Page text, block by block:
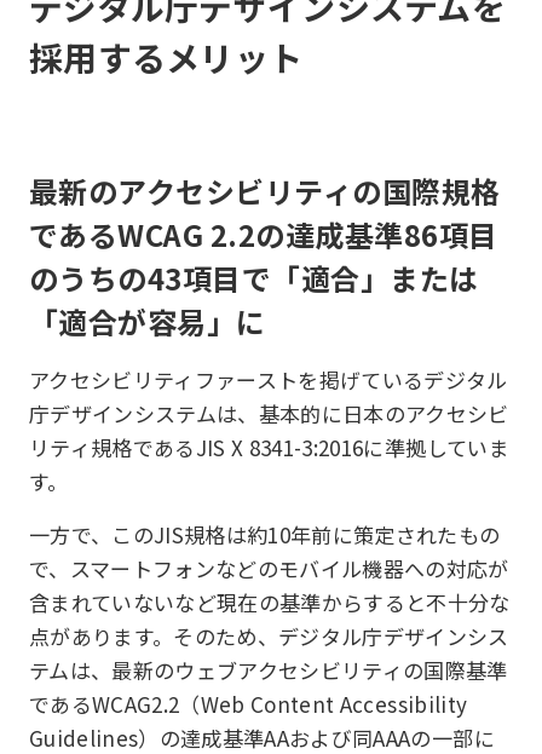
採用するメリット
最新のアクセシビリティの国際規格
であるWCAG 2.2の達成基準86項目
のうちの43項目で「適合」または
「適合が容易」に
アクセシビリティファーストを掲げているデジタル
庁デザインシステムは、基本的に日本のアクセシビ
リティ規格であるJIS X 8341-3:2016に準拠していま
す。
一方で、このJIS規格は約10年前に策定されたもの
で、スマートフォンなどのモバイル機器への対応が
含まれていないなど現在の基準からすると不十分な
点があります。そのため、デジタル庁デザインシス
テムは、最新のウェブアクセシビリティの国際基準
であるWCAG2.2（Web Content Accessibility
Guidelines）の達成基準AAおよび同AAAの一部に